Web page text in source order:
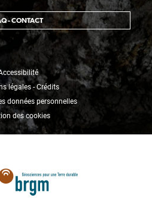
- CONTACT
légales - Crédits
données personnelles
des cookies